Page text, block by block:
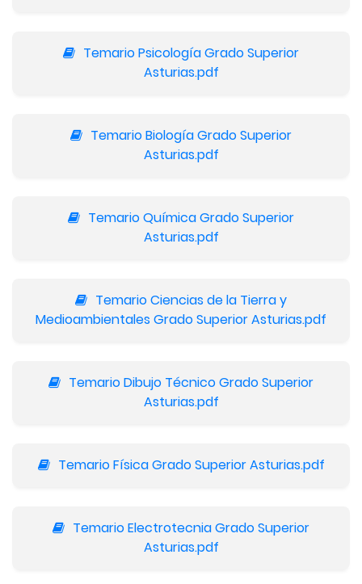
Temario Psicología Grado Superior
Asturias.pdf
Temario Biología Grado Superior
Asturias.pdf
Temario Química Grado Superior
Asturias.pdf
Temario Ciencias de la Tierra y
Medioambientales Grado Superior Asturias.pdf
Temario Dibujo Técnico Grado Superior
Asturias.pdf
Temario Física Grado Superior Asturias.pdf
Temario Electrotecnia Grado Superior
Asturias.pdf